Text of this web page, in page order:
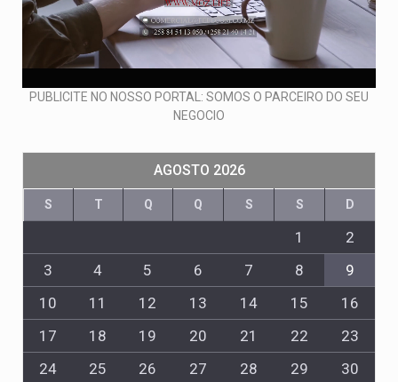
PUBLICITE NO NOSSO PORTAL: SOMOS O PARCEIRO DO SEU
NEGOCIO
AGOSTO 2026
S T Q Q S S D
1
2
3
4 5 6 7 8
9
10
11 12 13 14 15
16
17
18 19 20 21 22
23
24
25 26 27 28 29
30